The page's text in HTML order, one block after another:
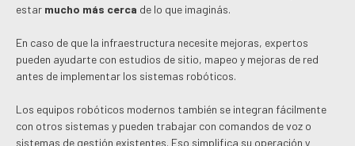
estar mucho más cerca de lo que imaginás.
En caso de que la infraestructura necesite mejoras, expertos
pueden ayudarte con estudios de sitio, mapeo y mejoras de red
antes de implementar los sistemas robóticos.
Los equipos robóticos modernos también se integran fácilmente
con otros sistemas y pueden trabajar con comandos de voz o
sistemas de gestión existentes. Eso simplifica su operación y